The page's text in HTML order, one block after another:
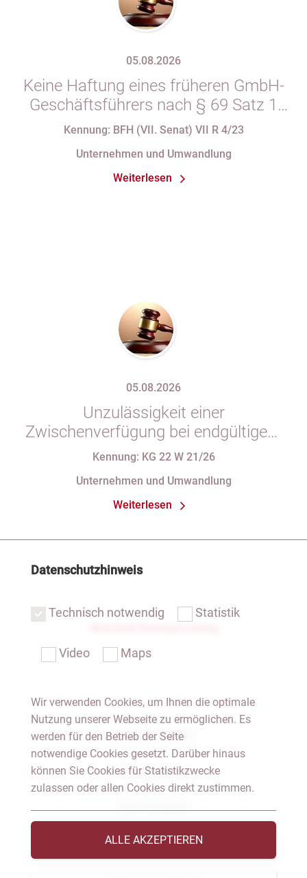
05.08.2026
Keine Haftung eines früheren GmbH-
Geschäftsführers nach § 69 Satz 1
i.V.m. § 34 Abs. 1 AO nach Verlust
Eintragung im Handelsregister
Kennung: BFH (VII. Senat) VII R 4/23
Unternehmen und Umwandlung
Weiterlesen
05.08.2026
Unzulässigkeit einer
Zwischenverfügung bei endgültigem
Eintragungshindernis und
einer eGbR im Gesellschaftsregister
Kennung: KG 22 W 21/26
Unternehmen und Umwandlung
Weiterlesen
Notar Dresden
Fachgebiete
Das Notariat
Vorträge & Veröffentlichungen
Datenschutzhinweis
Technisch notwendig Statistik
Video Maps
Wir verwenden Cookies, um Ihnen die optimale
Nutzung unserer Webseite zu ermöglichen. Es
werden für den Betrieb der Seite
notwendige Cookies gesetzt. Darüber hinaus
können Sie Cookies für Statistikzwecke
zulassen oder allen Cookies direkt zustimmen.
ALLE AKZEPTIEREN